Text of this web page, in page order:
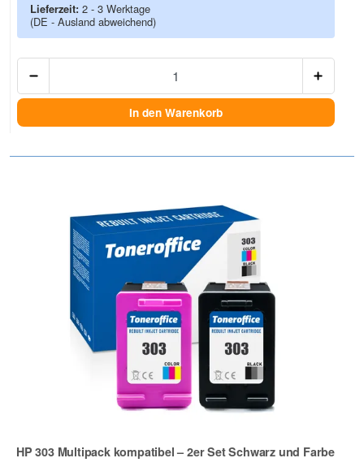
Lieferzeit: 2 - 3 Werktage
(DE - Ausland abweichend)
In den Warenkorb
HP 303 Multipack kompatibel – 2er Set Schwarz und Farbe
Zur Artikelbewertung